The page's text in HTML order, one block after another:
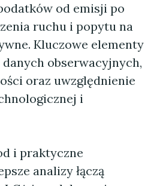
od emisji po
ruchu i popytu na
Kluczowe elementy
obserwacyjnych,
oraz uwzględnienie
i
i praktyczne
analizy łączą